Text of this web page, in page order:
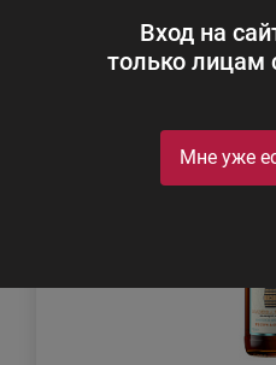
Вход на
только лицам
Мне уже
Сортировка